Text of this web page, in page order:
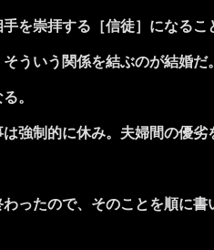
を崇拝する［信徒］になるこ
ういう関係を結ぶのが結婚だ。
。
強制的に休み。夫婦間の優劣
ったので、そのことを順に書